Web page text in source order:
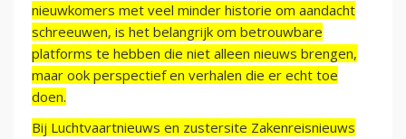
nieuwkomers met veel minder historie om aandacht
schreeuwen, is het belangrijk om betrouwbare
platforms te hebben die niet alleen nieuws brengen,
maar ook perspectief en verhalen die er echt toe
doen.
Bij Luchtvaartnieuws en zustersite Zakenreisnieuws